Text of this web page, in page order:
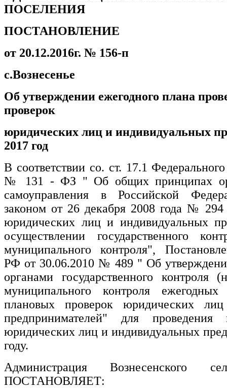
ПОСЕЛЕНИЯ
ПОСТАНОВЛЕНИЕ
от 20.12.2016г. № 156-п
с.Вознесенье
Об утверждении ежегодного плана
проверок
юридических лиц и индивидуальных
2017 год
В соответствии со. ст. 17.1
№ 131 - ФЗ " Об общих принципах
самоуправления в Российской
законом от 26 декабря 2008 года №
юридических лиц и индивидуальных
осуществлении государственного
муниципального контроля",
РФ от 30.06.2010 № 489 " Об
органами государственного контроля
муниципального контроля
плановых проверок юридических
предпринимателей" для проведения
юридических лиц и индивидуальных
году.
Администрация Вознесенского
ПОСТАНОВЛЯЕТ: